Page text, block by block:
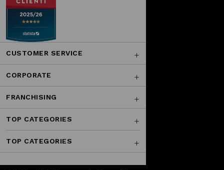
CUSTOMER SERVICE
CORPORATE
FRANCHISING
TOP CATEGORIES
TOP CATEGORIES